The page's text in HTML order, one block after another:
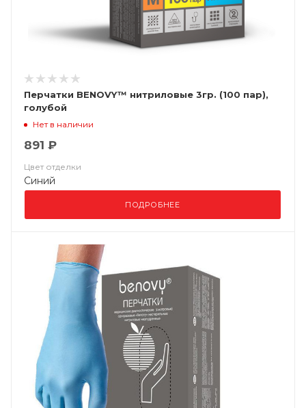
Перчатки BENOVY™ нитриловые 3гр. (100 пар),
голубой
Нет в наличии
891 ₽
Цвет отделки
Синий
ПОДРОБНЕЕ